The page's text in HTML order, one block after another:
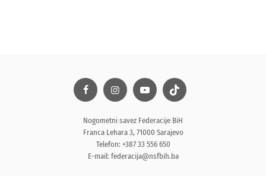
Nogometni savez Federacije BiH
Franca Lehara 3, 71000 Sarajevo
Telefon: +387 33 556 650
E-mail: federacija@nsfbih.ba